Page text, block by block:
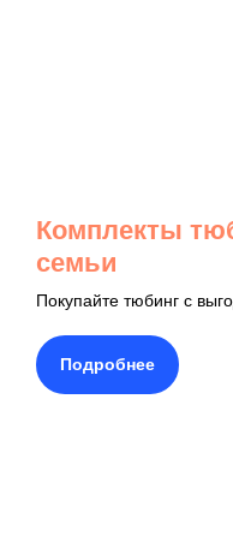
Комплекты
семьи
Покупайте тюбинг с
Подробнее